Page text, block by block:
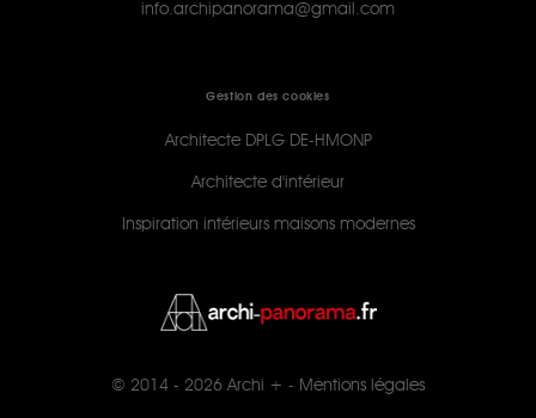
info.archipanorama@gmail.com
Gestion des cookies
Architecte DPLG DE-HMONP
Architecte d'intérieur
Inspiration intérieurs maisons modernes
© 2014 - 2026 Archi + - Mentions légales